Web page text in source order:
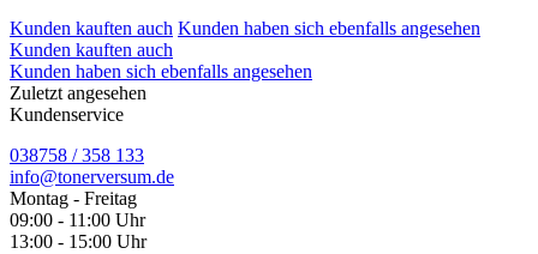
Kunden kauften auch Kunden haben sich ebenfalls angesehen
Kunden kauften auch
Kunden haben sich ebenfalls angesehen
Zuletzt angesehen
Kundenservice
038758 / 358 133
info@tonerversum.de
Montag - Freitag
09:00 - 11:00 Uhr
13:00 - 15:00 Uhr